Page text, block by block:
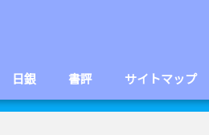
日銀 書評 サイトマップ